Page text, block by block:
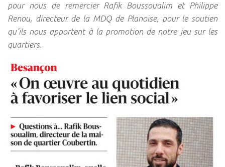
pour nous de remercier Rafik Boussoualim et Philippe
Renou, directeur de la MDQ de Planoise, pour le soutien
qu’ils nous apportent à la promotion de notre jeu sur les
quartiers.